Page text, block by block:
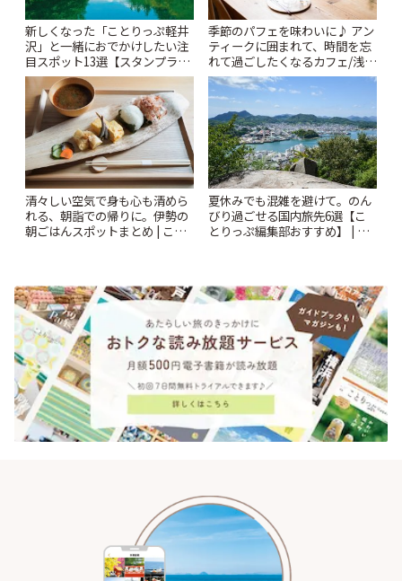
新しくなった「ことりっぷ軽井
沢」と一緒におでかけしたい注
目スポット13選【スタンプラリ
ー開催中】 | ことりっぷ
季節のパフェを味わいに♪ アン
ティークに囲まれて、時間を忘
れて過ごしたくなるカフェ/浅草
「annorum cafe」 | ことりっぷ
清々しい空気で身も心も清めら
れる、朝詣での帰りに。伊勢の
朝ごはんスポットまとめ | こと
夏休みでも混雑を避けて。のん
びり過ごせる国内旅先6選【こ
とりっぷ編集部おすすめ】 | こ